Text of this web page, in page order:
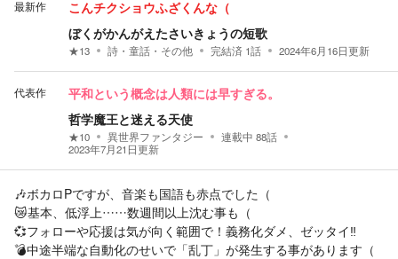
最新作 こんチクショウふざくんな（
ぼくがかんがえたさいきょうの短歌
★13 詩・童話・その他 完結済 1話 2024年6月16日更新
代表作 平和という概念は人類には早すぎる。
哲学魔王と迷える天使
★10 異世界ファンタジー 連載中 88話
2023年7月21日更新
🎶ボカロPですが、音楽も国語も赤点でした（
😿基本、低浮上……数週間以上沈む事も（
💞フォローや応援は気が向く範囲で！義務化ダメ、ゼッタイ‼
💣中途半端な自動化のせいで「乱丁」が発生する事があります（